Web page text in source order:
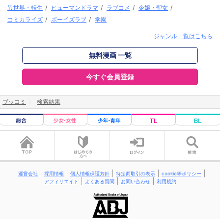
異世界・転生 / ヒューマンドラマ / ラブコメ / 令嬢・聖女 /
コミカライズ / ボーイズラブ / 学園
ジャンル一覧はこちら
無料漫画 一覧
今すぐ会員登録
ブッコミ 検索結果
運営会社 採用情報 個人情報保護方針 特定商取引の表示
cookie等ポリシー
アフィリエイト
よくある質問 お問い合わせ 利用規約